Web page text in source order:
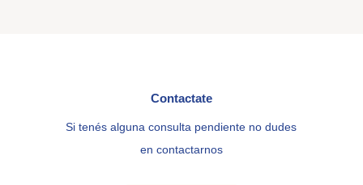
Contactate
Si tenés alguna consulta pendiente no dudes
en contactarnos